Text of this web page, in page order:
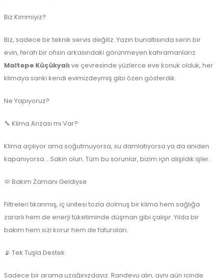
Biz Kimmiyiz?
Biz, sadece bir teknik servis değiliz. Yazın bunaltısında serin bir
evin, ferah bir ofisin arkasındaki görünmeyen kahramanlarız.
Maltepe Küçükyalıve çevresinde yüzlerce eve konuk olduk, her
klimaya sanki kendi evimizdeymiş gibi özen gösterdik.
Ne Yapıyoruz?
🔧 Klima Arızası mı Var?
Klima açılıyor ama soğutmuyorsa, su damlatıyorsa ya da aniden
kapanıyorsa... Sakin olun. Tüm bu sorunlar, bizim için alışıldık işler.
🧼 Bakım Zamanı Geldiyse
Filtreleri tıkanmış, iç ünitesi tozla dolmuş bir klima hem sağlığa
zararlı hem de enerji tüketiminde düşman gibi çalışır. Yılda bir
bakım hem sizi korur hem de faturaları.
📡 Tek Tuşla Destek
Sadece bir arama uzağınızdayız. Randevu alın, aynı gün içinde